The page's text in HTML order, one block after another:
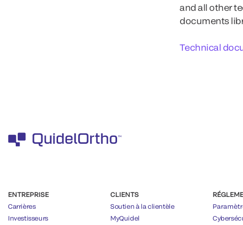
and all other
documents
Technical
ENTREPRISE
Carrières
Investisseurs
CLIENTS
Soutien à la clientèle
MyQuidel